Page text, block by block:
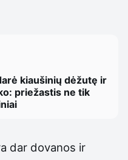
kiaušinių dėžutę ir
priežastis ne tik
dar dovanos ir